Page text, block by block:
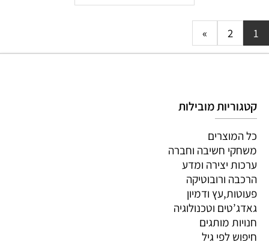
1
2
»
קטגוריות מובילות
כל המוצרים
משחקי חשיבה וחברה
ערכות יצירה ומדע
הרכבה ורובוטיקה
פעוטות,עץ ודמיון
גאדג’טים וטכנולוגיה
חנויות מותגים
חיפוש לפי גיל